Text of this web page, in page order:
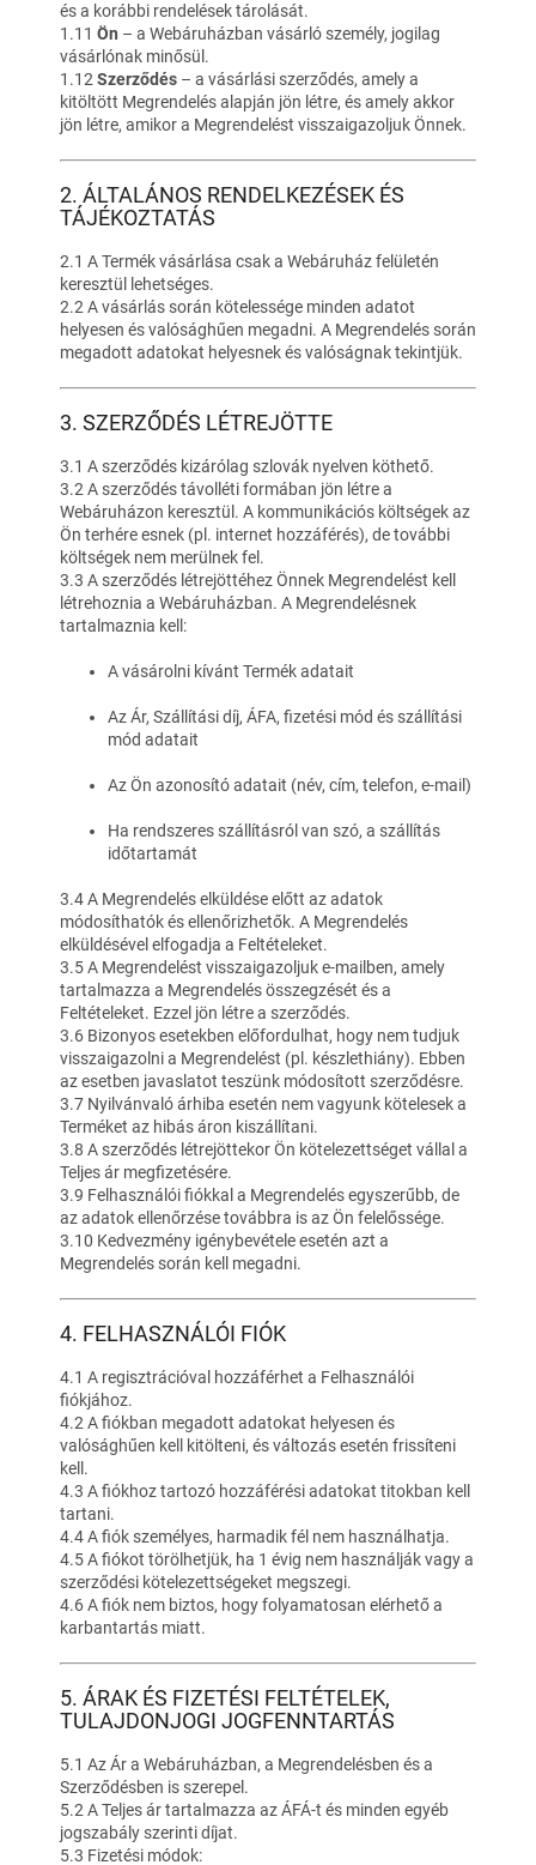
és a korábbi rendelések tárolását.
1.11 Ön – a Webáruházban vásárló személy, jogilag
vásárlónak minősül.
1.12Szerződés – a vásárlási szerződés, amely a
kitöltött Megrendelés alapján jön létre, és amely akkor
jön létre, amikor a Megrendelést visszaigazoljuk Önnek.
2. ÁLTALÁNOS RENDELKEZÉSEK ÉS
TÁJÉKOZTATÁS
2.1 A Termék vásárlása csak a Webáruház felületén
keresztül lehetséges.
2.2 A vásárlás során kötelessége minden adatot
helyesen és valósághűen megadni. A Megrendelés során
megadott adatokat helyesnek és valóságnak tekintjük.
3. SZERZŐDÉS LÉTREJÖTTE
3.1 A szerződés kizárólag szlovák nyelven köthető.
3.2 A szerződés távolléti formában jön létre a
Webáruházon keresztül. A kommunikációs költségek az
Ön terhére esnek (pl. internet hozzáférés), de további
költségek nem merülnek fel.
3.3 A szerződés létrejöttéhez Önnek Megrendelést kell
létrehoznia a Webáruházban. A Megrendelésnek
tartalmaznia kell:
A vásárolni kívánt Termék adatait
Az Ár, Szállítási díj, ÁFA, fizetési mód és szállítási
mód adatait
Az Ön azonosító adatait (név, cím, telefon, e-mail)
Ha rendszeres szállításról van szó, a szállítás
időtartamát
3.4 A Megrendelés elküldése előtt az adatok
módosíthatók és ellenőrizhetők. A Megrendelés
elküldésével elfogadja a Feltételeket.
3.5 A Megrendelést visszaigazoljuk e-mailben, amely
tartalmazza a Megrendelés összegzését és a
Feltételeket. Ezzel jön létre a szerződés.
3.6 Bizonyos esetekben előfordulhat, hogy nem tudjuk
visszaigazolni a Megrendelést (pl. készlethiány). Ebben
az esetben javaslatot teszünk módosított szerződésre.
3.7 Nyilvánvaló árhiba esetén nem vagyunk kötelesek a
Terméket az hibás áron kiszállítani.
3.8 A szerződés létrejöttekor Ön kötelezettséget vállal a
Teljes ár megfizetésére.
3.9 Felhasználói fiókkal a Megrendelés egyszerűbb, de
az adatok ellenőrzése továbbra is az Ön felelőssége.
3.10 Kedvezmény igénybevétele esetén azt a
Megrendelés során kell megadni.
4. FELHASZNÁLÓI FIÓK
4.1 A regisztrációval hozzáférhet a Felhasználói
fiókjához.
4.2 A fiókban megadott adatokat helyesen és
valósághűen kell kitölteni, és változás esetén frissíteni
kell.
4.3 A fiókhoz tartozó hozzáférési adatokat titokban kell
tartani.
4.4 A fiók személyes, harmadik fél nem használhatja.
4.5 A fiókot törölhetjük, ha 1 évig nem használják vagy a
szerződési kötelezettségeket megszegi.
4.6 A fiók nem biztos, hogy folyamatosan elérhető a
karbantartás miatt.
5. ÁRAK ÉS FIZETÉSI FELTÉTELEK,
TULAJDONJOGI JOGFENNTARTÁS
5.1 Az Ár a Webáruházban, a Megrendelésben és a
Szerződésben is szerepel.
5.2 A Teljes ár tartalmazza az ÁFÁ-t és minden egyéb
jogszabály szerinti díjat.
5.3 Fizetési módok: